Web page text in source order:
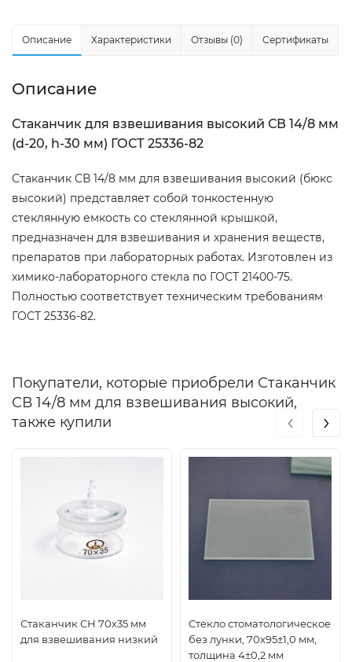
Описание Характеристики Отзывы (0) Сертификаты
Описание
Стаканчик для взвешивания высокий СВ 14/8 мм
(d-20, h-30 мм) ГОСТ 25336-82
Стаканчик СВ 14/8 мм для взвешивания высокий (бюкс
высокий) представляет собой тонкостенную
стеклянную емкость со стеклянной крышкой,
предназначен для взвешивания и хранения веществ,
препаратов при лабораторных работах. Изготовлен из
химико-лабораторного стекла по ГОСТ 21400-75.
Полностью соответствует техническим требованиям
ГОСТ 25336-82.
Покупатели, которые приобрели Стаканчик
СВ 14/8 мм для взвешивания высокий,
также купили
Стаканчик СН 70х35 мм
для взвешивания низкий
Стекло стоматологическое
без лунки, 70х95±1,0 мм,
толщина 4±0,2 мм
‹ ›